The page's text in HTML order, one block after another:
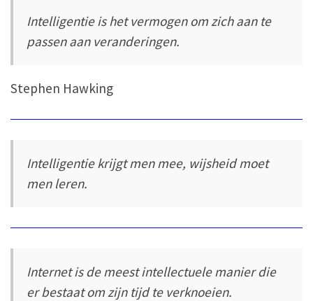
Intelligentie is het vermogen om zich aan te
passen aan veranderingen.
Stephen Hawking
Intelligentie krijgt men mee, wijsheid moet
men leren.
Internet is de meest intellectuele manier die
er bestaat om zijn tijd te verknoeien.